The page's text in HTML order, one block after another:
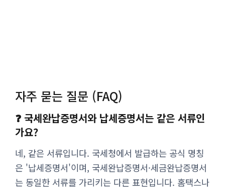
자주 묻는 질문 (FAQ)
❓ 국세완납증명서와 납세증명서는 같은 서류인
가요?
네, 같은 서류입니다. 국세청에서 발급하는 공식 명칭
은 '납세증명서'이며, 국세완납증명서·세금완납증명서
는 동일한 서류를 가리키는 다른 표현입니다. 홈택스나